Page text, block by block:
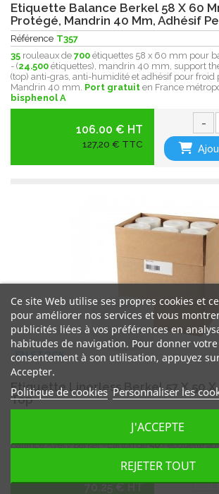
Etiquette Balance Berkel 58 X 60
Protégé, Mandrin 40 Mm, Adhésif
Référence T357
35 rouleaux de 700 étiquettes 58 x 60 mm pour
- (24.500 étiquettes), mandrin 40 mm, support
(top) anti-gras, anti-humidité et adhésif pour froid
Mandrin 40 mm. Port gratuit en France
bisphenol A
106.00 € HT
127,20 € TTC
-
EN STOCK
Etiquette Linerless Berkel 57 X 50 X
Top
Bobine - rouleau Etiquette Linerless 57 x 50 x 19
balance Avery Berkel - carton de50- étiquette
70.25 € HT -
Ce site Web utilise ses propres cookies et
pour améliorer nos services et vous
publicités liées à vos préférences en
habitudes de navigation. Pour donner votre
consentement à son utilisation, appuyez
Accepter.
Politique de cookies Personnaliser les
REJETER TOUT
J'ACCEPTE